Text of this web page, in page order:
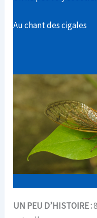
Au chant des cigales
UN PEU D’HISTOIRE :